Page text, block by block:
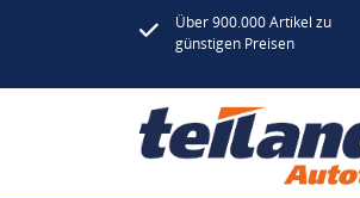
Über 900.000 Artikel zu
günstigen Preisen